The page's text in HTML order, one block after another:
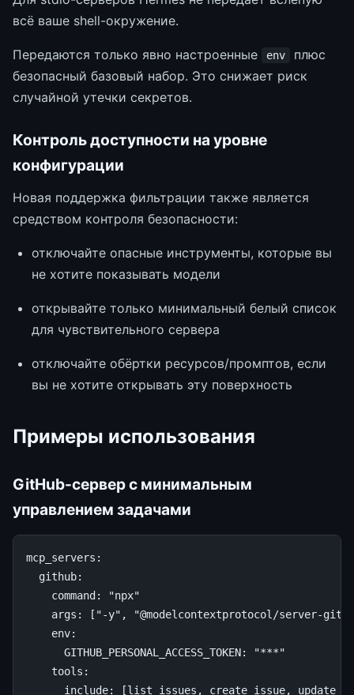
всё ваше shell-окружение.
Передаются только явно настроенные env
плюс
безопасный базовый набор. Это снижает риск
случайной утечки секретов.
Контроль доступности на уровне
конфигурации
Новая поддержка фильтрации также является
средством контроля безопасности:
отключайте опасные инструменты, которые вы
не хотите показывать модели
открывайте только минимальный белый список
для чувствительного сервера
отключайте обёртки ресурсов/промптов, если
вы не хотите открывать эту поверхность
Примеры использования
GitHub-сервер с минимальным
управлением задачами
mcp_servers :
github:
command :
"npx"
args : [ "-y" ,
"@modelcontextprotocol/server-
env:
GITHUB_PERSONAL_ACCESS_TOKEN:
"***"
tools :
include: [list_issues , create_issue,